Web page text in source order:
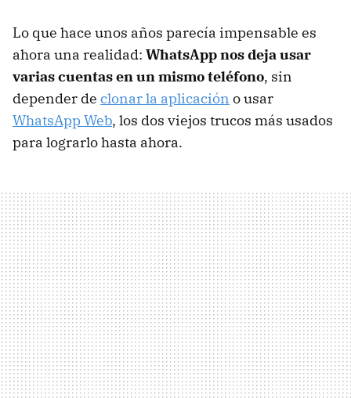
Lo que hace unos años parecía impensable es
ahora una realidad: WhatsApp nos deja usar
varias cuentas en un mismo teléfono, sin
depender de clonar la aplicación o usar
WhatsApp Web, los dos viejos trucos más usados
para lograrlo hasta ahora.